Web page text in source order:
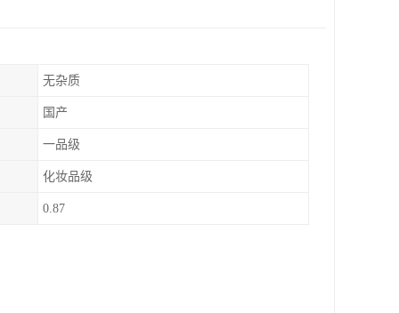
无杂质
国产
一品级
化妆品级
0.87